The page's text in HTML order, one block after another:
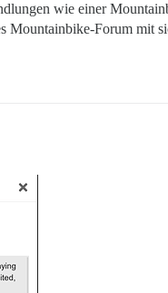
wie einer
Mountainbike-Forum mit